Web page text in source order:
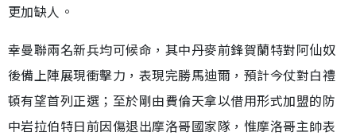
更加缺人。
幸曼聯兩名新兵均可候命，其中丹麥前鋒賀蘭特對阿仙奴
後備上陣展現衝擊力，表現完勝馬迪爾，預計今仗對白禮
頓有望首列正選；至於剛由費倫天拿以借用形式加盟的防
中岩拉伯特日前因傷退出摩洛哥國家隊，惟摩洛哥主帥表